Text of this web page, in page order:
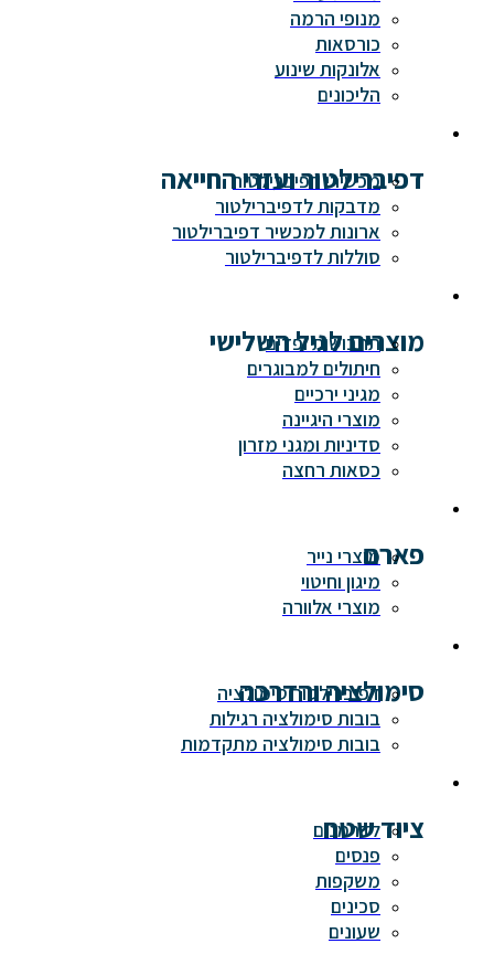
מנופי הרמה
כורסאות
אלונקות שינוע
הליכונים
דפיברילטור ועזרי החייאה
מכשירי דפיברילטור
מדבקות לדפיברילטור
ארונות למכשיר דפיברילטור
סוללות לדפיברילטור
מוצרים לגיל השלישי
תחבושות ופדים
חיתולים למבוגרים
מגיני ירכיים
מוצרי היגיינה
סדיניות ומגני מזרון
כסאות רחצה
פארםמוצרי נייר
מיגון וחיטוי
מוצרי אלוורה
סימולציה והדרכה
דפיברילטור סימולציה
בובות סימולציה רגילות
בובות סימולציה מתקדמות
ציוד שטח
לדרמנים
פנסים
משקפות
סכינים
שעונים